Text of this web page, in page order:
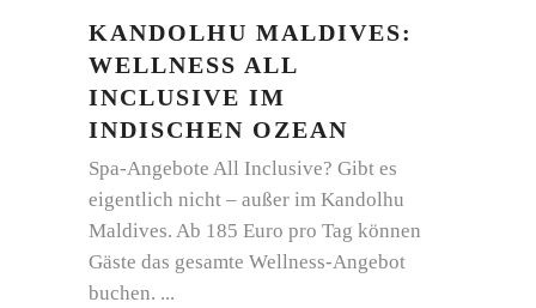
KANDOLHU MALDIVES:
WELLNESS ALL
INCLUSIVE IM
INDISCHEN OZEAN
Spa-Angebote All Inclusive? Gibt es
eigentlich nicht – außer im Kandolhu
Maldives. Ab 185 Euro pro Tag können
Gäste das gesamte Wellness-Angebot
buchen.